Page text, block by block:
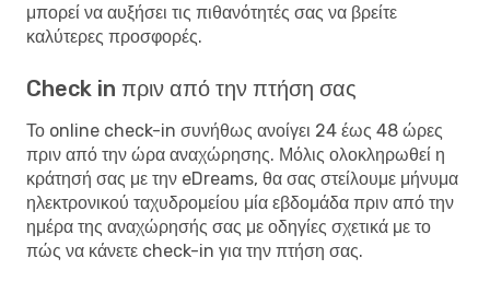
μπορεί να αυξήσει τις πιθανότητές σας να βρείτε
καλύτερες προσφορές.
Check in πριν από την πτήση σας
Το online check-in συνήθως ανοίγει 24 έως 48 ώρες
πριν από την ώρα αναχώρησης. Μόλις ολοκληρωθεί η
κράτησή σας με την eDreams, θα σας στείλουμε μήνυμα
ηλεκτρονικού ταχυδρομείου μία εβδομάδα πριν από την
ημέρα της αναχώρησής σας με οδηγίες σχετικά με το
πώς να κάνετε check-in για την πτήση σας.